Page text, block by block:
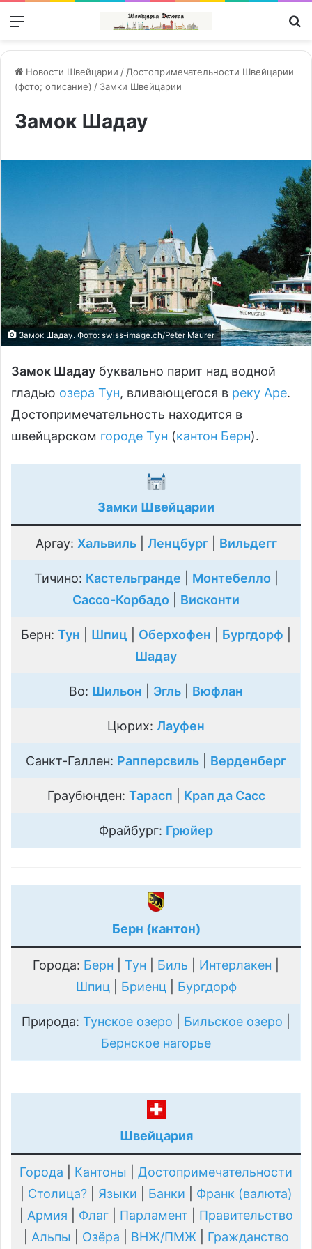
Меню
Новости Швейцарии / Достопримечательности Швейцарии
(фото; описание) / Замки Швейцарии
Замок Шадау
Замок Шадау. Фото: swiss-imаge.сh/Peter Maurer
Замок Шадау буквально парит над водной
гладью озера Тун, вливающегося в реку Аре.
Достопримечательность находится в
швейцарском городе Тун (кантон Берн).
Замки Швейцарии
Аргау: Хальвиль| Ленцбург| Вильдегг
Тичино: Кастельгранде Монтебелло
Сассо-Корбадо
Висконти
Берн: Тун Шпиц Оберхофен Бургдорф
Шадау
Во: Шильон Эгль Вюфлан
Цюрих: Лауфен
Санкт-Галлен: Рапперсвиль Верденберг
Граубюнден: Тарасп Крап да Сасс
Фрайбург: Грюйер
Берн (кантон)
Города: Берн Тун Биль Интерлакен
Шпиц| Бриенц| Бургдорф
Природа: Тунское озеро Бильское озеро
Бернское нагорье
Швейцария
Города Кантоны
Достопримечательности
Столица?| Языки Банки
Франк (валюта)
Армия Флаг| Парламент
Правительство
Альпы Озёра ВНЖ/ПМЖ| Гражданство